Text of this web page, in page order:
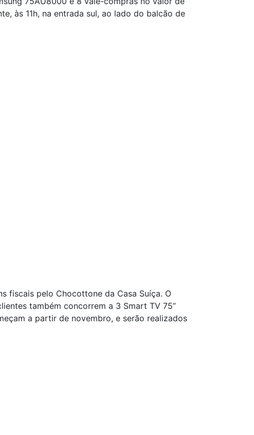
às 11h, na entrada sul, ao lado do balcão de
fiscais pelo Chocottone da Casa Suíça. O
também concorrem a 3 Smart TV 75”
a partir de novembro, e serão realizados